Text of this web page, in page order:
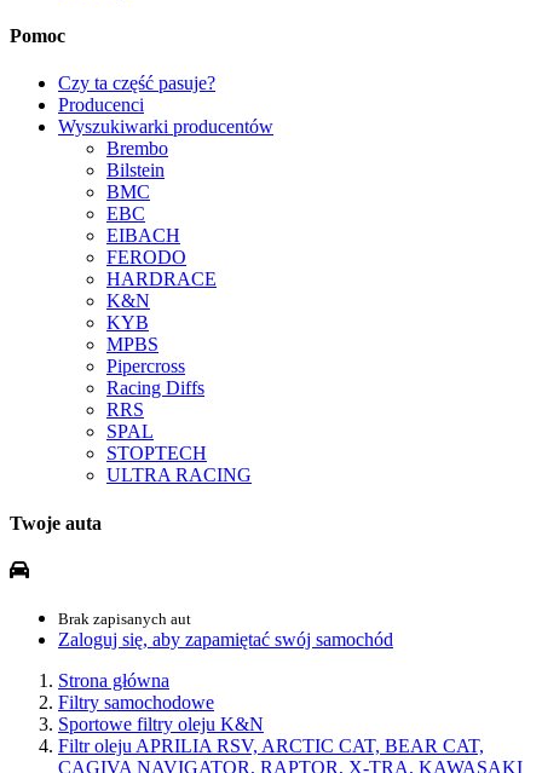
Pomoc
Czy ta część pasuje?
Producenci
Wyszukiwarki producentów
Brembo
Bilstein
BMC
EBC
EIBACH
FERODO
HARDRACE
K&N
KYB
MPBS
Pipercross
Racing Diffs
RRS
SPAL
STOPTECH
ULTRA RACING
Twoje auta
Brak zapisanych aut
Zaloguj się, aby zapamiętać swój samochód
Strona główna
Filtry samochodowe
Sportowe filtry oleju K&N
Filtr oleju APRILIA RSV, ARCTIC CAT, BEAR CAT,
CAGIVA NAVIGATOR, RAPTOR, X-TRA, KAWASAKI